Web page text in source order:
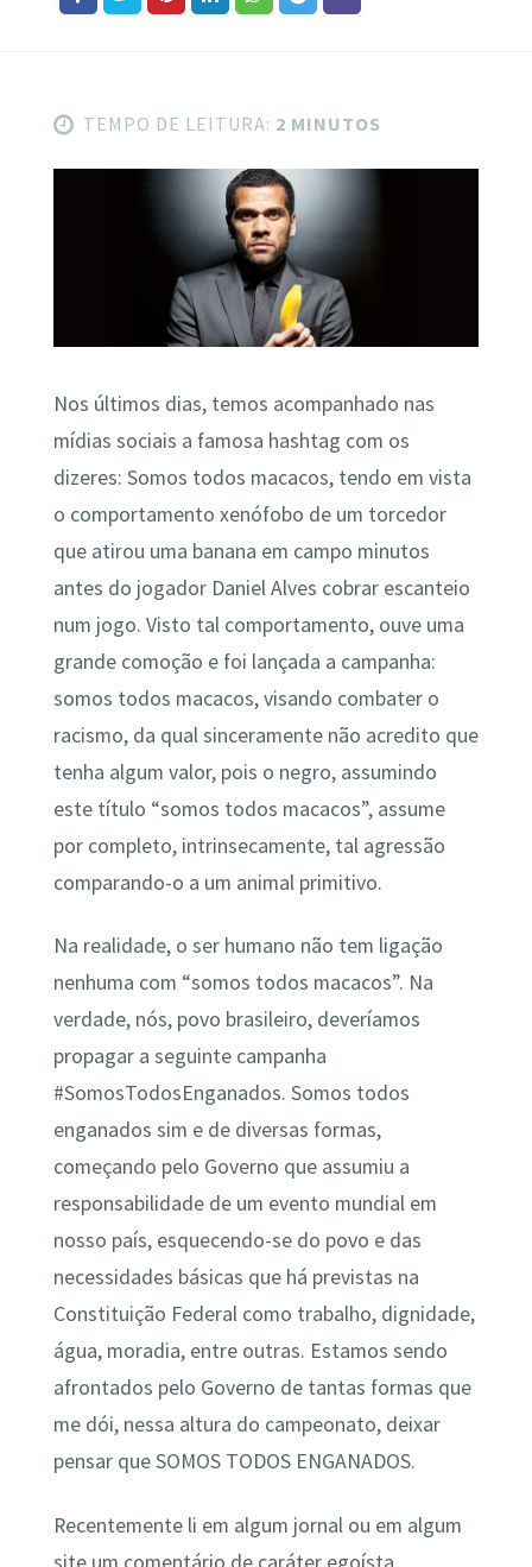
TEMPO DE LEITURA: 2 MINUTOS
Nos últimos dias, temos acompanhado nas
mídias sociais a famosa hashtag com os
dizeres: Somos todos macacos, tendo em vista
o comportamento xenófobo de um torcedor
que atirou uma banana em campo minutos
antes do jogador Daniel Alves cobrar escanteio
num jogo. Visto tal comportamento, ouve uma
grande comoção e foi lançada a campanha:
somos todos macacos, visando combater o
racismo, da qual sinceramente não acredito que
tenha algum valor, pois o negro, assumindo
este título “somos todos macacos”, assume
por completo, intrinsecamente, tal agressão
comparando-o a um animal primitivo.
Na realidade, o ser humano não tem ligação
nenhuma com “somos todos macacos”. Na
verdade, nós, povo brasileiro, deveríamos
propagar a seguinte campanha
#SomosTodosEnganados. Somos todos
enganados sim e de diversas formas,
começando pelo Governo que assumiu a
responsabilidade de um evento mundial em
nosso país, esquecendo-se do povo e das
necessidades básicas que há previstas na
Constituição Federal como trabalho, dignidade,
água, moradia, entre outras. Estamos sendo
afrontados pelo Governo de tantas formas que
me dói, nessa altura do campeonato, deixar
pensar que SOMOS TODOS ENGANADOS.
Recentemente li em algum jornal ou em algum
site um comentário de caráter egoísta,